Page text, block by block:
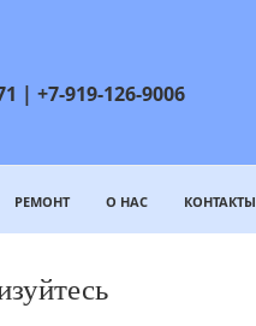
| +7-919-126-9006
РЕМОНТ О НАС КОНТАКТЫ